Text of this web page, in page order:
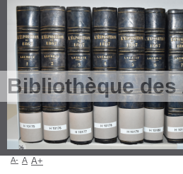
Bibliothèque
A- A A+